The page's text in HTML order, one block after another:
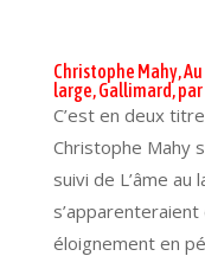
Christophe Mahy,
large, Gallimard,
C’est en deux
Christophe Mahy
suivi de L’âme
éloignement en